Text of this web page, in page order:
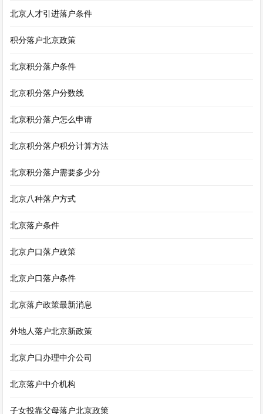
北京人才引进落户条件
积分落户北京政策
北京积分落户条件
北京积分落户分数线
北京积分落户怎么申请
北京积分落户积分计算方法
北京积分落户需要多少分
北京八种落户方式
北京落户条件
北京户口落户政策
北京户口落户条件
北京落户政策最新消息
外地人落户北京新政策
北京户口办理中介公司
北京落户中介机构
子女投靠父母落户北京政策